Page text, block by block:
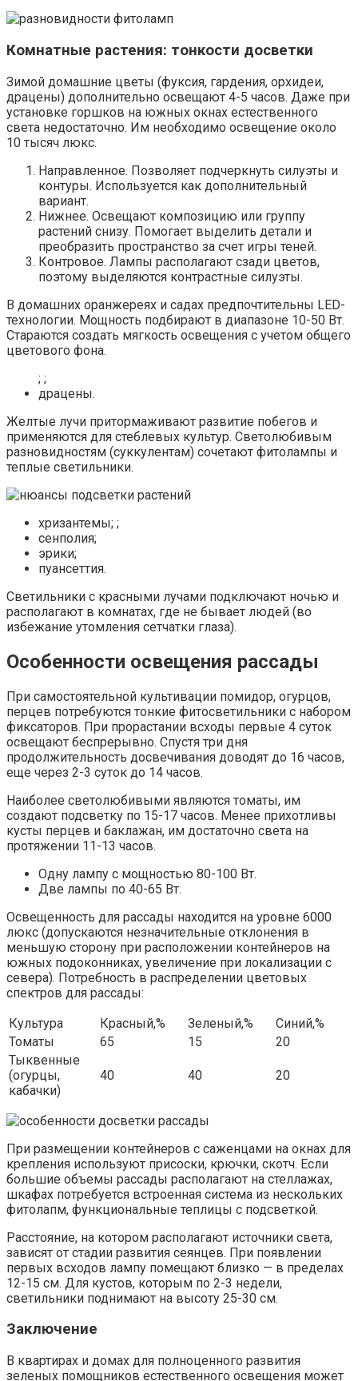
Комнатные растения: тонкости досветки
Зимой домашние цветы (фуксия, гардения, орхидеи,
драцены) дополнительно освещают 4-5 часов. Даже при
установке горшков на южных окнах естественного
света недостаточно. Им необходимо освещение около
10 тысяч люкс.
Направленное. Позволяет подчеркнуть силуэты и
контуры. Используется как дополнительный
вариант.
Нижнее. Освещают композицию или группу
растений снизу. Помогает выделить детали и
преобразить пространство за счет игры теней.
Контровое. Лампы располагают сзади цветов,
поэтому выделяются контрастные силуэты.
В домашних оранжереях и садах предпочтительны LED-
технологии. Мощность подбирают в диапазоне 10-50 Вт.
Стараются создать мягкость освещения с учетом общего
цветового фона.
; ;
драцены.
Желтые лучи притормаживают развитие побегов и
применяются для стеблевых культур. Светолюбивым
разновидностям (суккулентам) сочетают фитолампы и
теплые светильники.
хризантемы; ;
сенполия;
эрики;
пуансеттия.
Светильники с красными лучами подключают ночью и
располагают в комнатах, где не бывает людей (во
избежание утомления сетчатки глаза).
Особенности освещения рассады
При самостоятельной культивации помидор, огурцов,
перцев потребуются тонкие фитосветильники с набором
фиксаторов. При прорастании всходы первые 4 суток
освещают беспрерывно. Спустя три дня
продолжительность досвечивания доводят до 16 часов,
еще через 2-3 суток до 14 часов.
Наиболее светолюбивыми являются томаты, им
создают подсветку по 15-17 часов. Менее прихотливы
кусты перцев и баклажан, им достаточно света на
протяжении 11-13 часов.
Одну лампу с мощностью 80-100 Вт.
Две лампы по 40-65 Вт.
Освещенность для рассады находится на уровне 6000
люкс (допускаются незначительные отклонения в
меньшую сторону при расположении контейнеров на
южных подоконниках, увеличение при локализации с
севера). Потребность в распределении цветовых
спектров для рассады:
Культура
Красный,% Зеленый,%
Синий,%
Томаты
65 15
20
Тыквенные
(огурцы,
кабачки)
40 40 20
При размещении контейнеров с саженцами на окнах для
крепления используют присоски, крючки, скотч. Если
большие объемы рассады располагают на стеллажах,
шкафах потребуется встроенная система из нескольких
фитолапм, функциональные теплицы с подсветкой.
Расстояние, на котором располагают источники света,
зависят от стадии развития сеянцев. При появлении
первых всходов лампу помещают близко — в пределах
12-15 см. Для кустов, которым по 2-3 недели,
светильники поднимают на высоту 25-30 см.
Заключение
В квартирах и домах для полноценного развития
зеленых помощников естественного освещения может